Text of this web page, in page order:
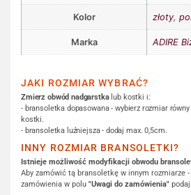
Kolor złoty,
Marka ADIRE
JAKI ROZMIAR WYBRAĆ?
Zmierz obwód nadgarstkalub kostki i:
- bransoletka dopasowana - wybierz rozmiar
kostki.
- bransoletka luźniejsza - dodaj max. 0,5cm.
INNY ROZMIAR BRANSOLETKI?
Istnieje możliwość modyfikacji obwodu
Aby zamówić tą bransoletkę w innym rozmiarze -
zamówienia w polu "Uwagi do zamówienia"